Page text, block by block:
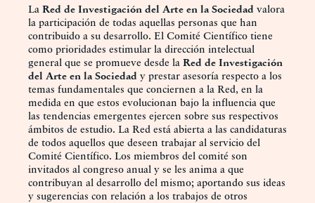
La Red de Investigación del Arte en la Sociedad valora
la participación de todas aquellas personas que han
contribuido a su desarrollo. El Comité Científico tiene
como prioridades estimular la dirección intelectual
general que se promueve desde la Red de Investigación
del Arte en la Sociedad y prestar asesoría respecto a los
temas fundamentales que conciernen a la Red, en la
medida en que estos evolucionan bajo la influencia que
las tendencias emergentes ejercen sobre sus respectivos
ámbitos de estudio. La Red está abierta a las candidaturas
de todos aquellos que deseen trabajar al servicio del
Comité Científico. Los miembros del comité son
invitados al congreso anual y se les anima a que
contribuyan al desarrollo del mismo; aportando sus ideas
y sugerencias con relación a los trabajos de otros